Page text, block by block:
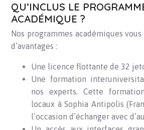
QU’INCLUS LE
ACADÉMIQUE ?
Nos programmes académiques
d’avantages :
Une licence flottante de 32
Une formation
nos experts. Cette
locaux à Sophia Antipolis
l’occasion d’échanger avec